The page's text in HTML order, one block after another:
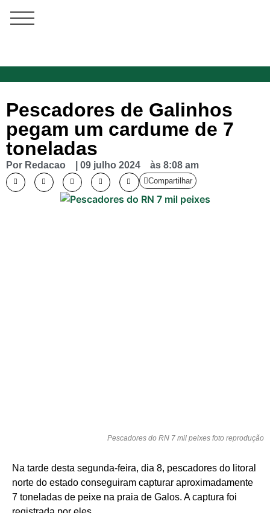
Pescadores de Galinhos
pegam um cardume de 7
toneladas
Por Redacao 09 julho 2024 às 8:08 am
Compartilhar
Pescadores do RN 7 mil peixes foto reprodução
Na tarde desta segunda-feira, dia 8, pescadores do litoral
norte do estado conseguiram capturar aproximadamente
7 toneladas de peixe na praia de Galos. A captura foi